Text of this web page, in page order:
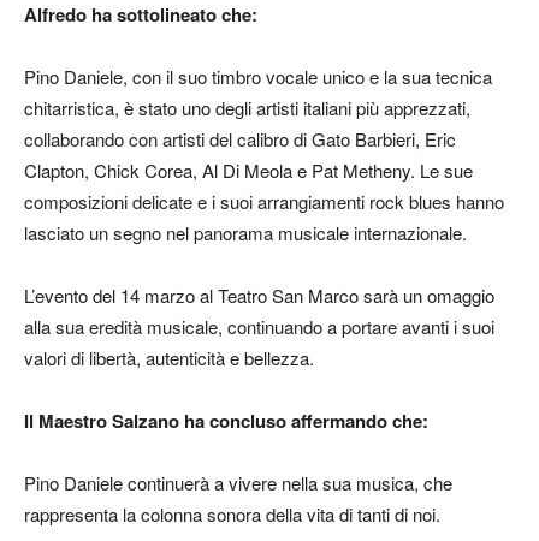
Alfredo ha sottolineato che:
Pino Daniele, con il suo timbro vocale unico e la sua tecnica
chitarristica, è stato uno degli artisti italiani più apprezzati,
collaborando con artisti del calibro di Gato Barbieri, Eric
Clapton, Chick Corea, Al Di Meola e Pat Metheny. Le sue
composizioni delicate e i suoi arrangiamenti rock blues hanno
lasciato un segno nel panorama musicale internazionale.
L’evento del 14 marzo al Teatro San Marco sarà un omaggio
alla sua eredità musicale, continuando a portare avanti i suoi
valori di libertà, autenticità e bellezza.
Il Maestro Salzano ha concluso affermando che:
Pino Daniele continuerà a vivere nella sua musica, che
rappresenta la colonna sonora della vita di tanti di noi.